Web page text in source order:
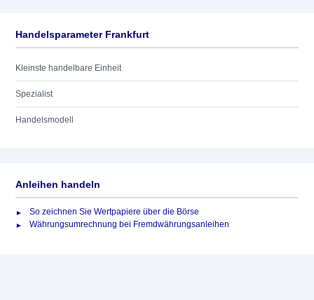
Handelsparameter Frankfurt
Kleinste handelbare Einheit
Spezialist
Handelsmodell
Anleihen handeln
So zeichnen Sie Wertpapiere über die Börse
Währungsumrechnung bei Fremdwährungsanleihen